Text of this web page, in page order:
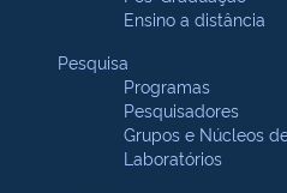
Ensino a distância
Pesquisa
Programas
Pesquisadores
Grupos e Núcleos
Laboratórios